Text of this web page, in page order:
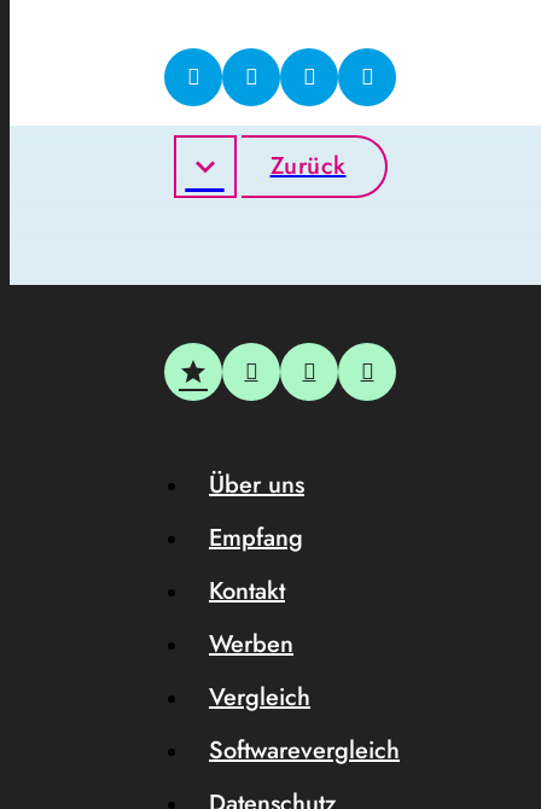
Zurück
Über uns
Empfang
Kontakt
Werben
Vergleich
Softwarevergleich